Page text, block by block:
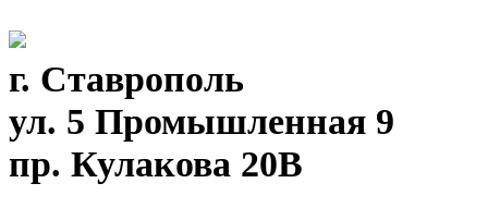
г. Ставрополь
ул. 5 Промышленная 9
пр. Кулакова 20В